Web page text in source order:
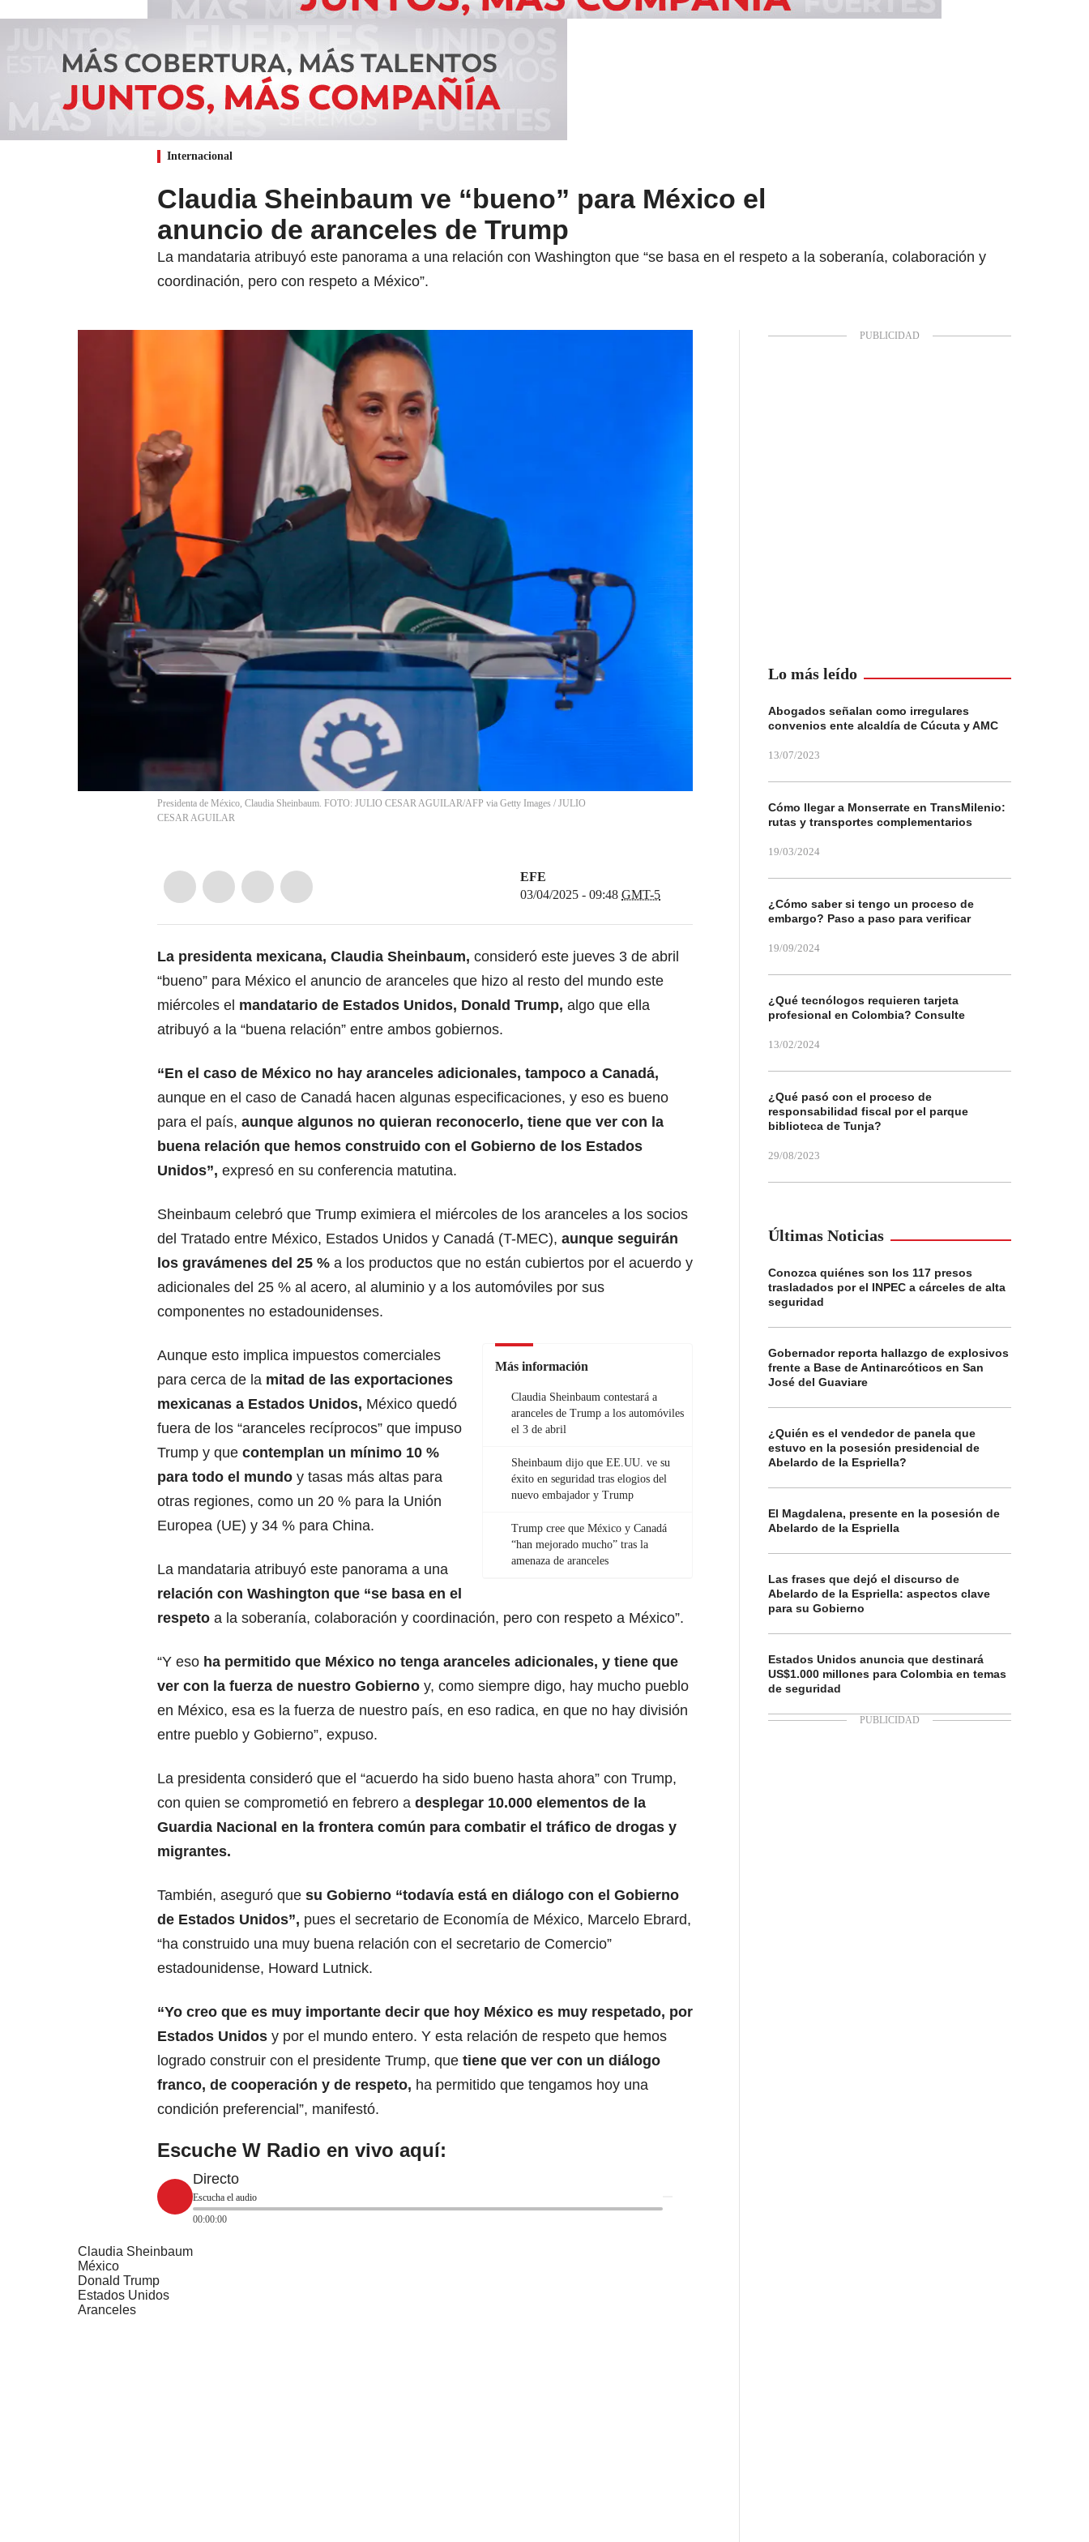
Internacional
Claudia Sheinbaum ve “bueno” para México el
anuncio de aranceles de Trump
La mandataria atribuyó este panorama a una relación con Washington que “se basa en el respeto a la soberanía, colaboración y
coordinación, pero con respeto a México”.
Presidenta de México, Claudia Sheinbaum. FOTO: JULIO CESAR AGUILAR/AFP via Getty Images / JULIO
CESAR AGUILAR
EFE
03/04/2025 - 09:48 GMT-5
La presidenta mexicana, Claudia Sheinbaum, consideró este jueves 3 de abril
“bueno” para México el anuncio de aranceles que hizo al resto del mundo este
miércoles el mandatario de Estados Unidos, Donald Trump, algo que ella
atribuyó a la “buena relación” entre ambos gobiernos.
“En el caso de México no hay aranceles adicionales, tampoco a Canadá,
aunque en el caso de Canadá hacen algunas especificaciones, y eso es bueno
para el país, aunque algunos no quieran reconocerlo, tiene que ver con la
buena relación que hemos construido con el Gobierno de los Estados
Unidos”, expresó en su conferencia matutina.
Sheinbaum celebró que Trump eximiera el miércoles de los aranceles a los socios
del Tratado entre México, Estados Unidos y Canadá (T-MEC), aunque seguirán
los gravámenes del 25 % a los productos que no están cubiertos por el acuerdo y
adicionales del 25 % al acero, al aluminio y a los automóviles por sus
componentes no estadounidenses.
Más información
Claudia Sheinbaum contestará a
aranceles de Trump a los automóviles
el 3 de abril
Sheinbaum dijo que EE.UU. ve su
éxito en seguridad tras elogios del
nuevo embajador y Trump
Trump cree que México y Canadá
“han mejorado mucho” tras la
amenaza de aranceles
Aunque esto implica impuestos comerciales
para cerca de la mitad de las exportaciones
mexicanas a Estados Unidos, México quedó
fuera de los “aranceles recíprocos” que impuso
Trump y que contemplan un mínimo 10 %
para todo el mundo y tasas más altas para
otras regiones, como un 20 % para la Unión
Europea (UE) y 34 % para China.
La mandataria atribuyó este panorama a una
relación con Washington que “se basa en el
respeto a la soberanía, colaboración y coordinación, pero con respeto a México”.
“Y eso ha permitido que México no tenga aranceles adicionales, y tiene que
ver con la fuerza de nuestro Gobierno y, como siempre digo, hay mucho pueblo
en México, esa es la fuerza de nuestro país, en eso radica, en que no hay división
entre pueblo y Gobierno”, expuso.
La presidenta consideró que el “acuerdo ha sido bueno hasta ahora” con Trump,
con quien se comprometió en febrero a desplegar 10.000 elementos de la
Guardia Nacional en la frontera común para combatir el tráfico de drogas y
migrantes.
También, aseguró que su Gobierno “todavía está en diálogo con el Gobierno
de Estados Unidos”, pues el secretario de Economía de México, Marcelo Ebrard,
“ha construido una muy buena relación con el secretario de Comercio”
estadounidense, Howard Lutnick.
“Yo creo que es muy importante decir que hoy México es muy respetado, por
Estados Unidos y por el mundo entero. Y esta relación de respeto que hemos
logrado construir con el presidente Trump, que tiene que ver con un diálogo
franco, de cooperación y de respeto, ha permitido que tengamos hoy una
condición preferencial”, manifestó.
Escuche W Radio en vivo aquí:
Directo
Escucha el audio
00:00:00
Claudia Sheinbaum
México
Donald Trump
Estados Unidos
Aranceles
Lo más leído
Abogados señalan como irregulares
convenios ente alcaldía de Cúcuta y AMC
13/07/2023
Cómo llegar a Monserrate en TransMilenio:
rutas y transportes complementarios
19/03/2024
¿Cómo saber si tengo un proceso de
embargo? Paso a paso para verificar
19/09/2024
¿Qué tecnólogos requieren tarjeta
profesional en Colombia? Consulte
13/02/2024
¿Qué pasó con el proceso de
responsabilidad fiscal por el parque
biblioteca de Tunja?
29/08/2023
Últimas Noticias
Conozca quiénes son los 117 presos
trasladados por el INPEC a cárceles de alta
seguridad
Gobernador reporta hallazgo de explosivos
frente a Base de Antinarcóticos en San
José del Guaviare
¿Quién es el vendedor de panela que
estuvo en la posesión presidencial de
Abelardo de la Espriella?
El Magdalena, presente en la posesión de
Abelardo de la Espriella
Las frases que dejó el discurso de
Abelardo de la Espriella: aspectos clave
para su Gobierno
Estados Unidos anuncia que destinará
US$1.000 millones para Colombia en temas
de seguridad